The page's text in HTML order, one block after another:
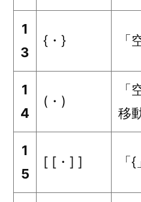
1
3
{・}
1
4
(・)
移
1
5
[ [・] ]